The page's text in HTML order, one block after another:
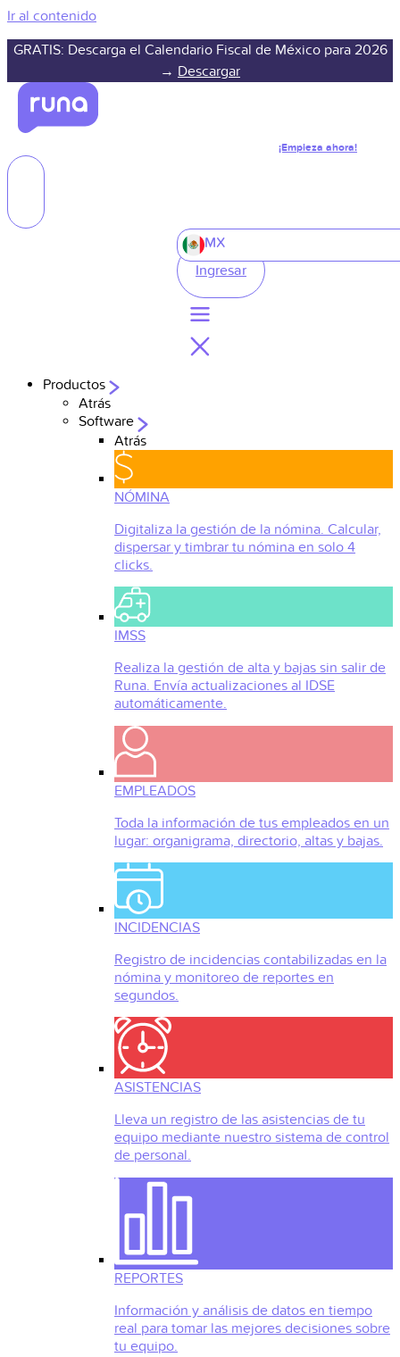
Ir al contenido
GRATIS: Descarga el Calendario Fiscal de México para 2026
→ Descargar
¡Empieza ahora!
MX
Ingresar
Productos
Atrás
Software
Atrás
NÓMINA
Digitaliza la gestión de la nómina. Calcular,
dispersar y timbrar tu nómina en solo 4
clicks.
IMSS
Realiza la gestión de alta y bajas sin salir de
Runa. Envía actualizaciones al IDSE
automáticamente.
EMPLEADOS
Toda la información de tus empleados en un
lugar: organigrama, directorio, altas y bajas.
INCIDENCIAS
Registro de incidencias contabilizadas en la
nómina y monitoreo de reportes en
segundos.
ASISTENCIAS
Lleva un registro de las asistencias de tu
equipo mediante nuestro sistema de control
de personal.
REPORTES
Información y análisis de datos en tiempo
real para tomar las mejores decisiones sobre
tu equipo.